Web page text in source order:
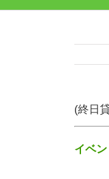
(終日
イベ